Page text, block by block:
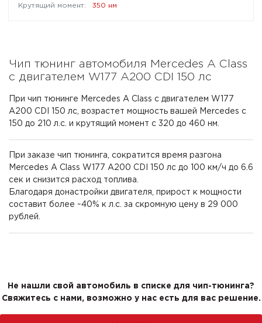
350 нм
Чип тюнинг автомобиля Mercedes A Class
с двигателем W177 A200 CDI 150 лс
При чип тюнинге Mercedes A Class с двигателем W177
A200 CDI 150 лс, возрастет мощность вашей Mercedes с
150 до 210 л.с. и крутящий момент с 320 до 460 нм.
При заказе чип тюнинга, сократится время разгона
Mercedes A Class W177 A200 CDI 150 лс до 100 км/ч до 6.6
сек и снизится расход топлива.
Благодаря донастройки двигателя, прирост к мощности
составит более ~40% к л.с. за скромную цену в 29 000
рублей.
Не нашли свой автомобиль в списке для чип-тюнинга?
Свяжитесь с нами, возможно у нас есть для вас решение.